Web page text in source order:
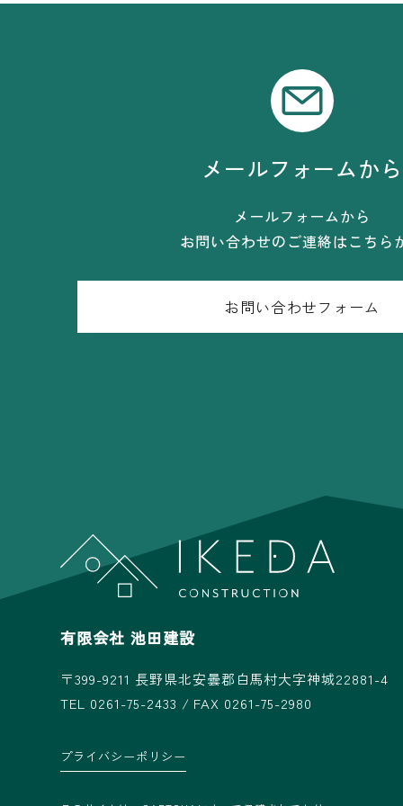
メールフォームから
メールフォームから
お問い合わせのご連絡はこちら
お問い合わせフォーム
有限会社 池田建設
〒399-9211 長野県北安曇郡白馬村大字神城22881-4
TEL 0261-75-2433 / FAX 0261-75-2980
プライバシーポリシー